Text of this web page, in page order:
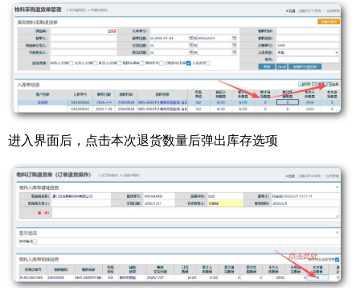
进入界面后，点击本次退货数量后弹出库存选项